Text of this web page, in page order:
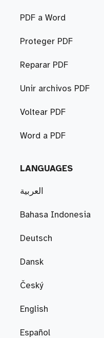
PDF a Word
Proteger PDF
Reparar PDF
Unir archivos PDF
Voltear PDF
Word a PDF
LANGUAGES
العربية
Bahasa Indonesia
Deutsch
Dansk
Český
English
Español